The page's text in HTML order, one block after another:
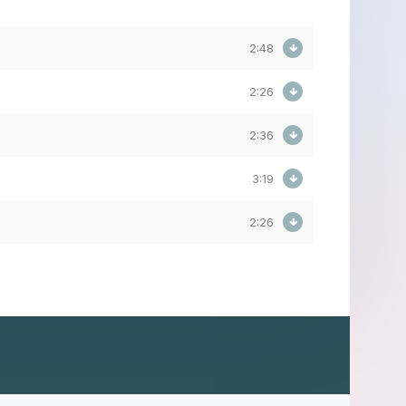
2:48
2:26
2:36
3:19
2:26